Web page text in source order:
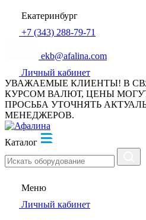
Екатеринбург
+7 (343) 288-79-71
ekb@afalina.com
Личный кабинет
УВАЖАЕМЫЕ КЛИЕНТЫ! В
КУРСОМ ВАЛЮТ, ЦЕНЫ
ПРОСЬБА УТОЧНЯТЬ
МЕНЕДЖЕРОВ.
Каталог
Меню
Личный кабинет